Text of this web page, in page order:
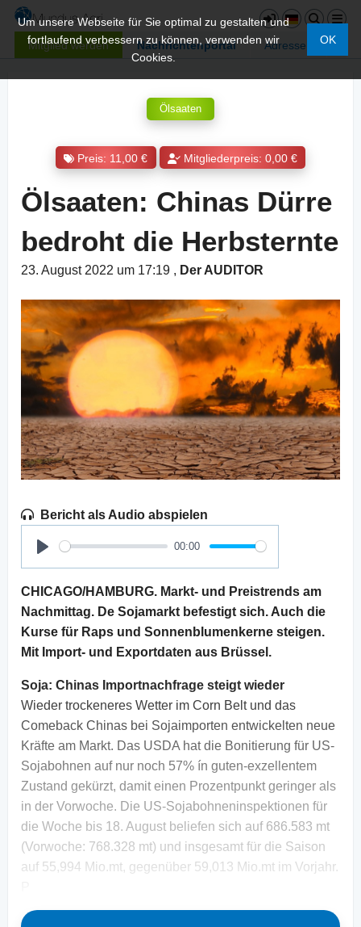
Mitglied werden Nachrichtenportal Adressen
Um unsere Webseite für Sie optimal zu gestalten und
fortlaufend verbessern zu können, verwenden wir
Cookies.
OK
Ölsaaten
Preis: 11,00 € Mitgliederpreis: 0,00 €
Ölsaaten: Chinas Dürre
bedroht die Herbsternte
23. August 2022 um 17:19 , Der AUDITOR
Bericht als Audio abspielen
Play
00:00
CHICAGO/HAMBURG. Markt- und Preistrends am
Nachmittag. De Sojamarkt befestigt sich. Auch die
Kurse für Raps und Sonnenblumenkerne steigen.
Mit Import- und Exportdaten aus Brüssel.
Soja: Chinas Importnachfrage steigt wieder
Wieder trockeneres Wetter im Corn Belt und das
Comeback Chinas bei Sojaimporten entwickelten neue
Kräfte am Markt. Das USDA hat die Bonitierung für US-
Sojabohnen auf nur noch 57% ín guten-exzellentem
Zustand gekürzt, damit einen Prozentpunkt geringer als
in der Vorwoche. Die US-Sojabohneninspektionen für
die Woche bis 18. August beliefen sich auf 686.583 mt
(Vorwoche: 768.328 mt) und insgesamt für die Saison
auf 55,994 Mio.mt, gegenüber 59,013 Mio.mt im Vorjahr.